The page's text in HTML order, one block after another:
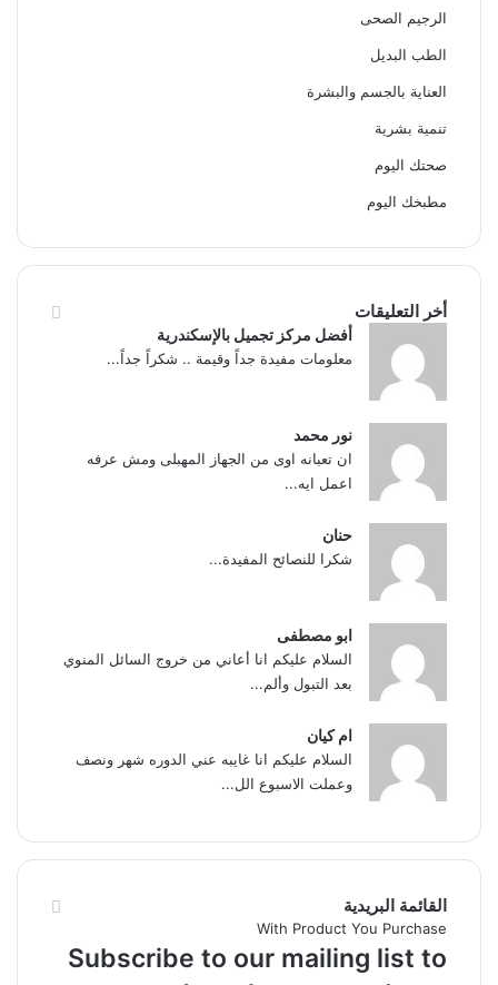
الرجيم الصحى
الطب البديل
العناية بالجسم والبشرة
تنمية بشرية
صحتك اليوم
مطبخك اليوم
أخر التعليقات
أفضل مركز تجميل بالإسكندرية
معلومات مفيدة جداً وقيمة .. شكراً جداً...
نور محمد
ان تعبانه اوى من الجهاز المهبلى ومش عرفه
اعمل ايه...
حنان
شكرا للنصائح المفيدة...
ابو مصطفى
السلام عليكم انا أعاني من خروج السائل المنوي
بعد التبول وألم...
ام كيان
السلام عليكم انا غايبه عني الدوره شهر ونصف
وعملت الاسبوع الل...
القائمة البريدية
With Product You Purchase
Subscribe to our mailing list to